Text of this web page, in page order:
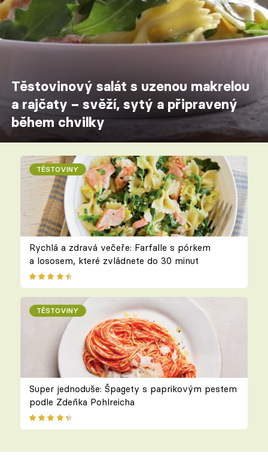
Těstovinový salát s uzenou makrelou
a rajčaty – svěží, sytý a připravený
během chvilky
TĚSTOVINY
Rychlá a zdravá večeře: Farfalle s pórkem
a lososem, které zvládnete do 30 minut
TĚSTOVINY
Super jednoduše: Špagety s paprikovým pestem
podle Zdeňka Pohlreicha